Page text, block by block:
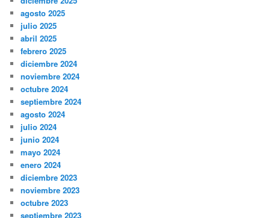
agosto 2025
julio 2025
abril 2025
febrero 2025
diciembre 2024
noviembre 2024
octubre 2024
septiembre 2024
agosto 2024
julio 2024
junio 2024
mayo 2024
enero 2024
diciembre 2023
noviembre 2023
octubre 2023
septiembre 2023